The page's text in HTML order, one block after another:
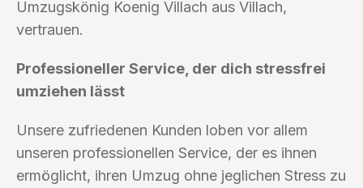
Umzugskönig Koenig Villach aus Villach,
vertrauen.
Professioneller Service, der dich stressfrei
umziehen lässt
Unsere zufriedenen Kunden loben vor allem
unseren professionellen Service, der es ihnen
ermöglicht, ihren Umzug ohne jeglichen Stress zu